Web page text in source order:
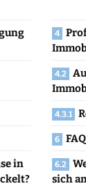
FAQ
in
sich